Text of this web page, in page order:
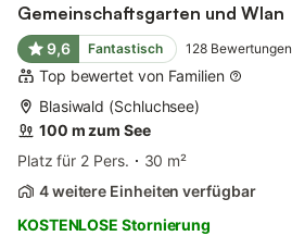
Gemeinschaftsgarten und Wlan
9,6 Fantastisch 128 Bewertungen
Top bewertet von Familien
Blasiwald (Schluchsee)
100 m zum See
Platz für 2 Pers.
30 m²
4 weitere Einheiten verfügbar
KOSTENLOSE Stornierung